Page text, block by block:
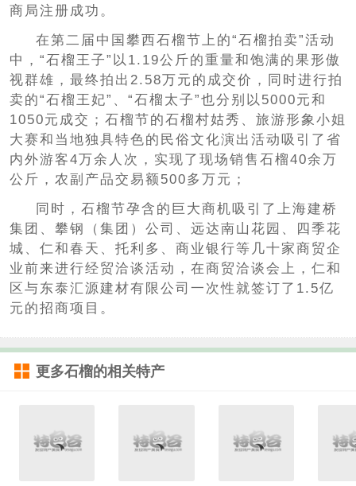
商局注册成功。
在第二届中国攀西石榴节上的“石榴拍卖”活动
中，“石榴王子”以1.19公斤的重量和饱满的果形傲
视群雄，最终拍出2.58万元的成交价，同时进行拍
卖的“石榴王妃”、“石榴太子”也分别以5000元和
1050元成交；石榴节的石榴村姑秀、旅游形象小姐
大赛和当地独具特色的民俗文化演出活动吸引了省
内外游客4万余人次，实现了现场销售石榴40余万
公斤，农副产品交易额500多万元；
同时，石榴节孕含的巨大商机吸引了上海建桥
集团、攀钢（集团）公司、远达南山花园、四季花
城、仁和春天、托利多、商业银行等几十家商贸企
业前来进行经贸洽谈活动，在商贸洽谈会上，仁和
区与东泰汇源建材有限公司一次性就签订了1.5亿
元的招商项目。
更多石榴的相关特产